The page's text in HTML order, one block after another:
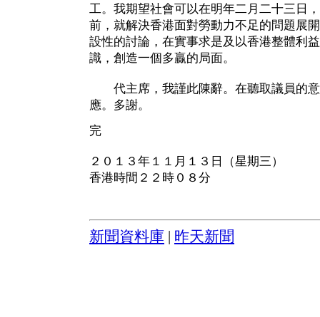
工。我期望社會可以在明年二月二十三日
前，就解決香港面對勞動力不足的問題展
設性的討論，在實事求是及以香港整體利
識，創造一個多贏的局面。
代主席，我謹此陳辭。在聽取議員的意
應。多謝。
完
２０１３年１１月１３日（星期三）
香港時間２２時０８分
新聞資料庫 昨天新聞